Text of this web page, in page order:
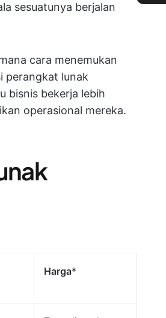
sesuatunya berjalan
cara menemukan
perangkat lunak
bisnis bekerja lebih
operasional mereka.
Harga*